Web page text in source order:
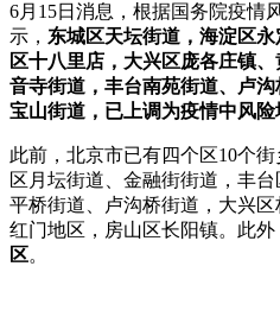
6月15日消息，根据国务院疫情
示， 东城区天坛街道，海淀区
区十八里店，大兴区庞各庄镇
音寺街道，丰台南苑街道、卢
宝山街道，已上调为疫情中风险
此前，北京市已有四个区10个
区月坛街道、金融街街道，丰
平桥街道、卢沟桥街道，大兴
红门地区，房山区长阳镇。此外
区。